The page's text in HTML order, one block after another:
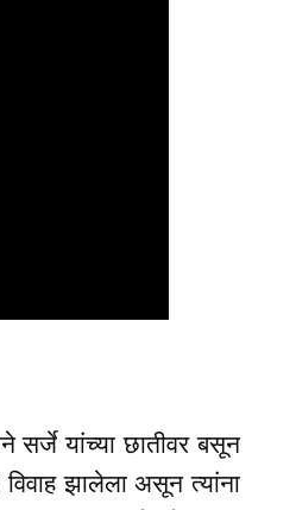
सर्जे यांच्या छातीवर बसून
झालेला असून त्यांना